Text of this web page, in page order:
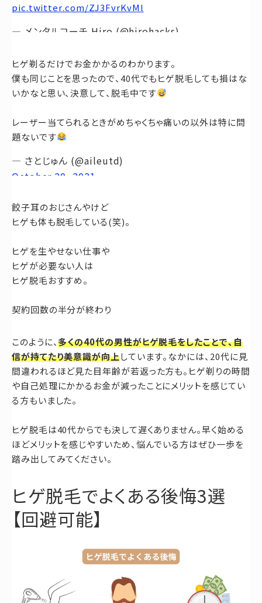
pic.twitter.com/ZJ3FvrKvMl
— メンタルコーチ Hiro (@hirohacks)
ヒゲ剃るだけでお金かかるのわかります。
僕も同じことを思ったので、40代でもヒゲ脱毛しても損はな
いかなと思い、決意して、脱毛中です
レーザー当てられるときがめちゃくちゃ痛いの以外は特に問
題ないです
— さとじゅん (@aileutd)
October 20, 2021
餃子耳のおじさんやけど
ヒゲも体も脱毛している(笑)。
ヒゲを生やせない仕事や
ヒゲが必要ない人は
ヒゲ脱毛おすすめ。
契約回数の半分が終わり
ヒゲ剃りの時間と手間が軽減、
もしくはほとんど不要になる。
あまり痛くなく効果大。
— 安藤 広 (@h_ando_dec)
September 20, 2023
このように、多くの40代の男性がヒゲ脱毛をしたことで、自
信が持てたり美意識が向上しています。なかには、20代に見
間違われるほど見た目年齢が若返った方も。ヒゲ剃りの時間
や自己処理にかかるお金が減ったことにメリットを感じてい
る方もいました。
ヒゲ脱毛は40代からでも決して遅くありません。早く始める
ほどメリットを感じやすいため、悩んでいる方はぜひ一歩を
踏み出してみてください。
ヒゲ脱毛でよくある後悔3選
【回避可能】